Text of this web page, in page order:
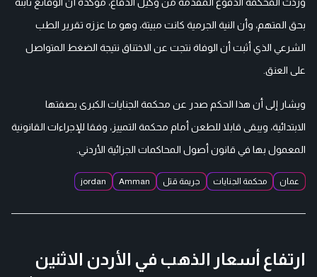
بحق المتهم، وأن النية الجرمية كانت مبيتة، وهو ما عززه تقرير الطب
الشرعي الذي أثبت أن الوفاة نتجت عن الاختناق نتيجة الضغط المتواصل
على العنق.
ويشار إلى أن هذا الحكم صدر عن محكمة الجنايات الكبرى بصفتها
الابتدائية، ويبقى قابلا للطعن أمام محكمة التمييز، وفقا للإجراءات القانونية
المعمول بها في قانون أصول المحاكمات الجزائية الأردني.
عمان محكمة الجنايات جريمة قتل Amman
jordan
ارتفاع أسعار الذهب في الأردن الاثنين